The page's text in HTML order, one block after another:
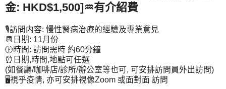
金: HKD$1,500]♒有介紹費
🎙️訪問内容: 慢性腎病治療的經驗及專業意見
📆日期: 11月份
🕧時間: 訪問需時 約60分鐘
⏰日期,時間,地點可任選
(如餐廳/咖啡店/診所/辦公室等也可, 可安排訪問員外出訪問)
🖥️視乎疫情, 亦可安排視像Zoom 或面對面 訪問